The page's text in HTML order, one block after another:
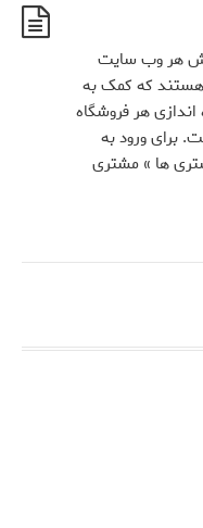
هر وب سایت
که کمک به
هر فروشگاه
برای ورود به
ها » مشتری